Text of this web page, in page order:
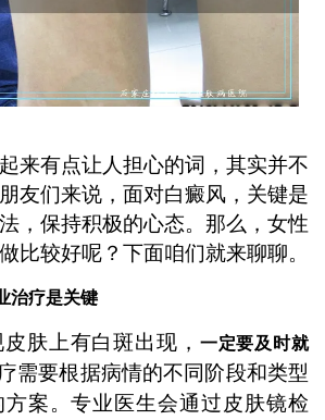
来有点让人担心的词，其实并不
友们来说，面对白癜风，关键是
，保持积极的心态。那么，女性
比较好呢？下面咱们就来聊聊。
治疗是关键
肤上有白斑出现， 一定要及时就
需要根据病情的不同阶段和类型
案。专业医生会通过皮肤镜检